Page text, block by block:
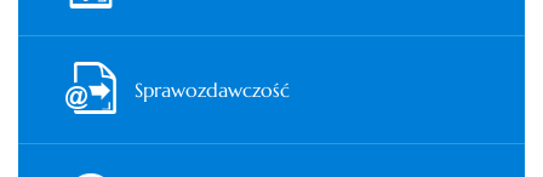
Sprawozdawczość